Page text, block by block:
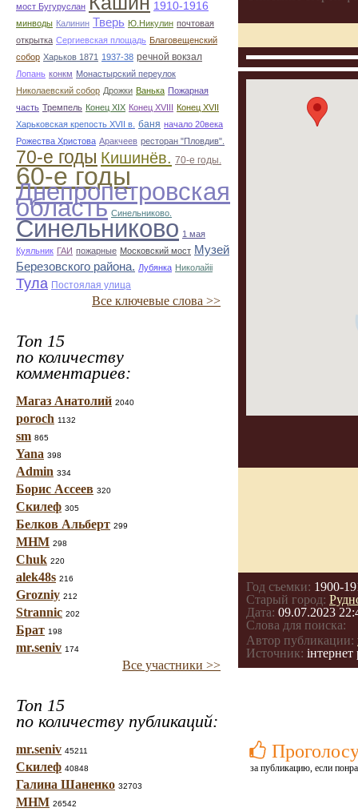
мост Бугуруслан 1910-1916
минводы Калинин Тверь Ю.Никулин почтовая
открытка Сергиевская площадь Благовещенский
собор Харьков 1871 1937-38 речной вокзал
Лопань конкм Монастырский переулок
Николаевский собор Дрожки Ванька Пожарная
часть Тремпель Конец XIX Конец XVIII Конец XVII
Харьковская крепость XVII в. баня начало 20века
Рожества Христова Аракчеев ресторан "Пловдив".
70-е годы Кишинёв. 70-е годы.
60-е годы
Днепропетровская
область Синельниково.
Синельниково 1 мая
Куяльник ГАИ пожарные Московский мост Музей
Березовского района. Лубянка Николайii
Тула Постоялая улица
Все ключевые слова >>
Топ 15
по количеству
комментариев:
Магаз Анатолий 2040
poroch 1132
sm 865
Yana 398
Admin 334
Борис Ассеев 320
Скилеф 305
Белков Альберт 299
МНМ 298
Chuk 220
alek48s 216
Grozniy 212
Strannic 202
Брат 198
mr.seniv 174
Все участники >>
Топ 15
по количеству публикаций:
mr.seniv 45211
Скилеф 40848
Галина Шаненко 32703
МНМ 26542
Год съемки: 1900-
Старый город:
Дата: 09.07.2023
Слова для поиска:
Автор публикации:
Источник:
за публикацию, если